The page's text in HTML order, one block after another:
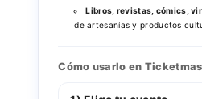
Libros, revistas, cómics,
de artesanías y productos
Cómo usarlo en